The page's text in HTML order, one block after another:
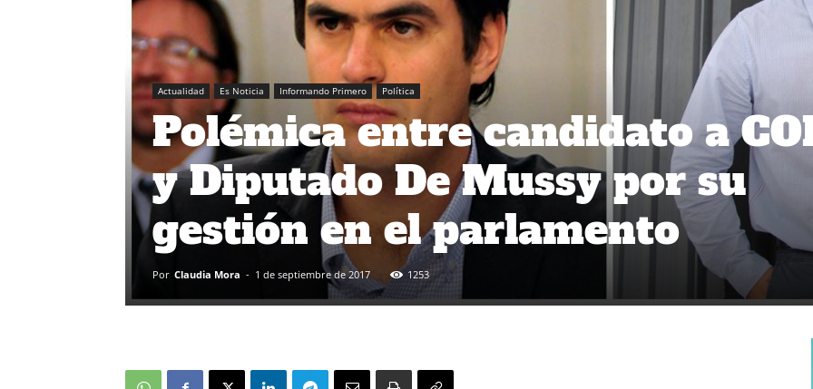
Actualidad Es Noticia Informando Primero Política
Polémica entre candidato a
y Diputado De Mussy por su
gestión en el parlamento
Por Claudia Mora - 1 de septiembre de 2017 1253